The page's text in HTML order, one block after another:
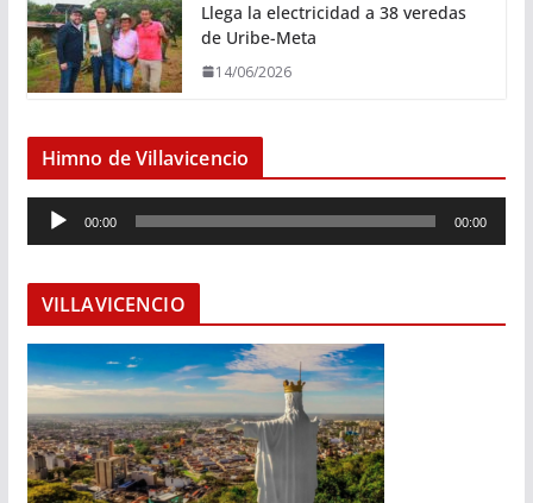
Llega la electricidad a 38 veredas
de Uribe-Meta
14/06/2026
Himno de Villavicencio
e
o
d
u
c
t
o
00:00 00:00
VILLAVICENCIO